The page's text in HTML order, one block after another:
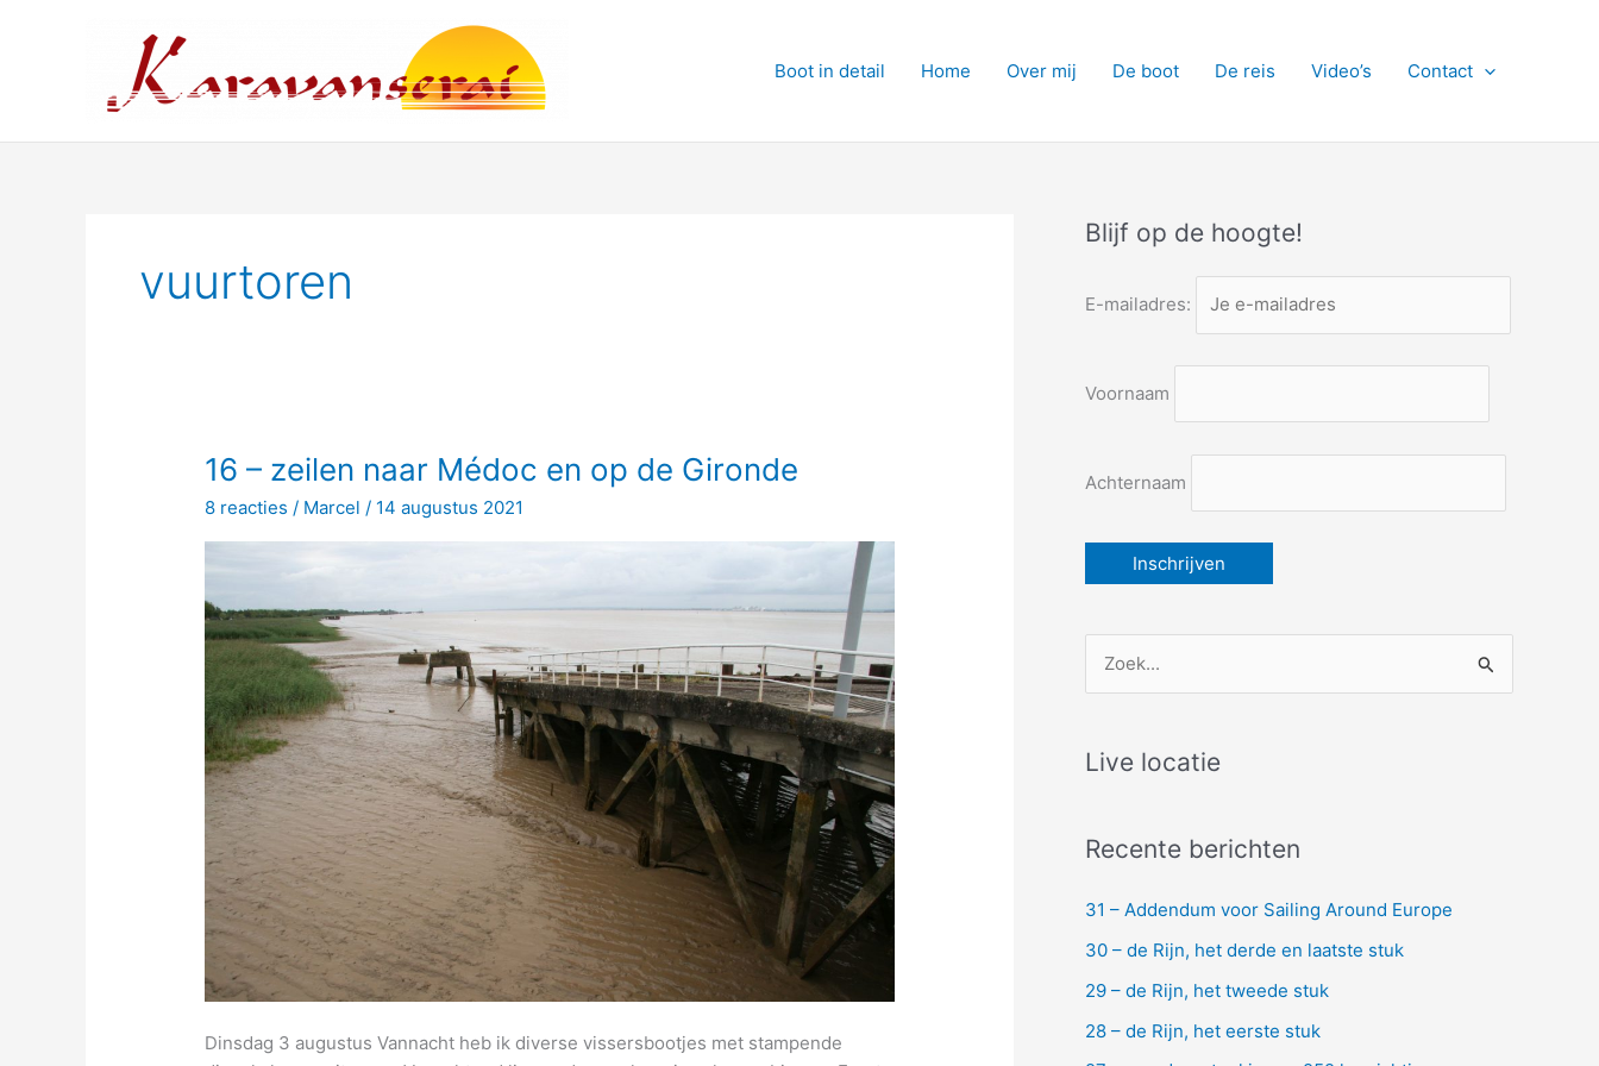
Boot in detail Home Over mij De boot De reis Video’s Contact
vuurtoren
16 – zeilen naar Médoc en op de Gironde
8 reacties / Marcel/ 14 augustus 2021
Dinsdag 3 augustus Vannacht heb ik diverse vissersbootjes met stampende
Blijf op de hoogte!
E-mailadres:
Voornaam
Achternaam
k
a
r
Live locatie
Recente berichten
31 – Addendum voor Sailing Around Europe
30 – de Rijn, het derde en laatste stuk
29 – de Rijn, het tweede stuk
28 – de Rijn, het eerste stuk